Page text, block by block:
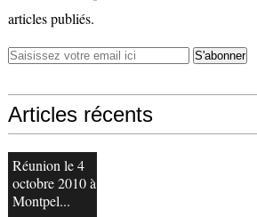
articles publiés.
Articles récents
Réunion le 4
octobre 2010 à
Montpel...